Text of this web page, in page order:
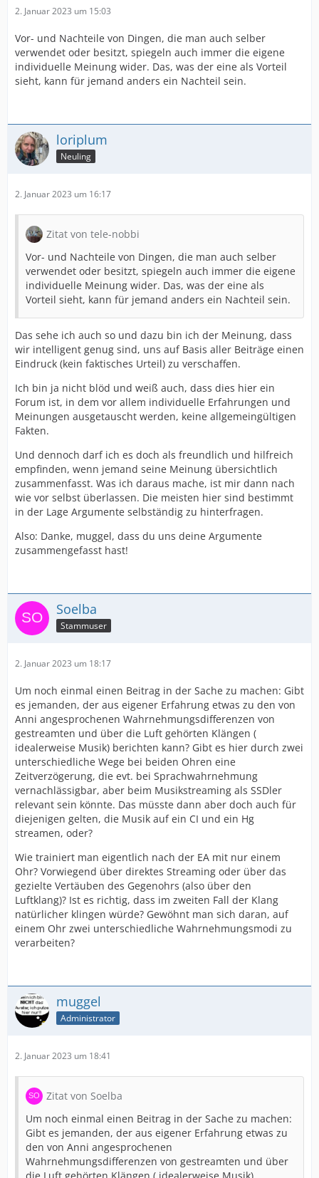
2. Januar 2023 um 15:03
Vor- und Nachteile von Dingen, die man auch selber
verwendet oder besitzt, spiegeln auch immer die eigene
individuelle Meinung wider. Das, was der eine als Vorteil
sieht, kann für jemand anders ein Nachteil sein.
loriplum
Neuling
2. Januar 2023 um 16:17
Zitat von tele-nobbi
Vor- und Nachteile von Dingen, die man auch selber
verwendet oder besitzt, spiegeln auch immer die eigene
individuelle Meinung wider. Das, was der eine als
Vorteil sieht, kann für jemand anders ein Nachteil sein.
Das sehe ich auch so und dazu bin ich der Meinung, dass
wir intelligent genug sind, uns auf Basis aller Beiträge einen
Eindruck (kein faktisches Urteil) zu verschaffen.
Ich bin ja nicht blöd und weiß auch, dass dies hier ein
Forum ist, in dem vor allem individuelle Erfahrungen und
Meinungen ausgetauscht werden, keine allgemeingültigen
Fakten.
Und dennoch darf ich es doch als freundlich und hilfreich
empfinden, wenn jemand seine Meinung übersichtlich
zusammenfasst. Was ich daraus mache, ist mir dann nach
wie vor selbst überlassen. Die meisten hier sind bestimmt
in der Lage Argumente selbständig zu hinterfragen.
Also: Danke, muggel, dass du uns deine Argumente
zusammengefasst hast!
Soelba
Stammuser
2. Januar 2023 um 18:17
Um noch einmal einen Beitrag in der Sache zu machen: Gibt
es jemanden, der aus eigener Erfahrung etwas zu den von
Anni angesprochenen Wahrnehmungsdifferenzen von
gestreamten und über die Luft gehörten Klängen (
idealerweise Musik) berichten kann? Gibt es hier durch zwei
unterschiedliche Wege bei beiden Ohren eine
Zeitverzögerung, die evt. bei Sprachwahrnehmung
vernachlässigbar, aber beim Musikstreaming als SSDler
relevant sein könnte. Das müsste dann aber doch auch für
diejenigen gelten, die Musik auf ein CI und ein Hg
streamen, oder?
Wie trainiert man eigentlich nach der EA mit nur einem
Ohr? Vorwiegend über direktes Streaming oder über das
gezielte Vertäuben des Gegenohrs (also über den
Luftklang)? Ist es richtig, dass im zweiten Fall der Klang
natürlicher klingen würde? Gewöhnt man sich daran, auf
einem Ohr zwei unterschiedliche Wahrnehmungsmodi zu
verarbeiten?
muggel
Administrator
2. Januar 2023 um 18:41
Zitat von Soelba
Um noch einmal einen Beitrag in der Sache zu machen:
Gibt es jemanden, der aus eigener Erfahrung etwas zu
den von Anni angesprochenen
Wahrnehmungsdifferenzen von gestreamten und über